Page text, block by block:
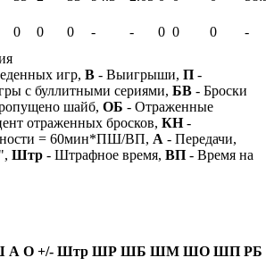
0 0 0 - - 0 0 0
-
игр, В - Выигрыши, П -
с буллитными сериями, БВ - Броски
шайб, ОБ - Отраженные
отраженных бросков, КН-
= 60мин*ПШ/ВП, А - Передачи,
Штр - Штрафное время, ВП - Время на
А О +/- Штр ШР ШБ ШМ ШО ШП РБ